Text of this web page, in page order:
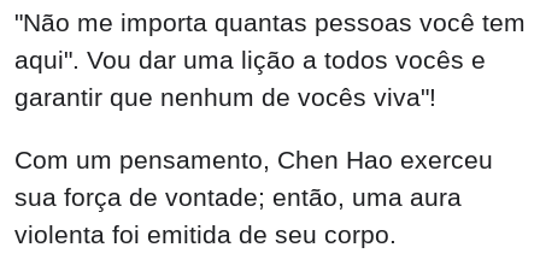
"Não me importa quantas pessoas você tem
aqui". Vou dar uma lição a todos vocês e
garantir que nenhum de vocês viva"!
Com um pensamento, Chen Hao exerceu
sua força de vontade; então, uma aura
violenta foi emitida de seu corpo.